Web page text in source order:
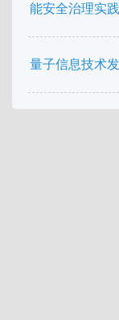
能安全治理实
量子信息技术